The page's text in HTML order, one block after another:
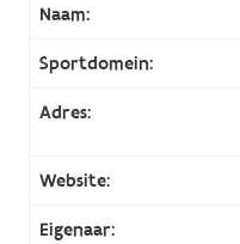
Naam:
Sportdomein:
Adres:
Website:
Eigenaar: